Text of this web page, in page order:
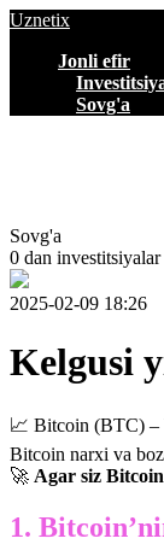
Uznetix
Jonli efir
Sovg'a
Sovg'a
0 dan
2025-02-09 18:26
Kelgusi
📈 Bitcoin (BTC) –
Bitcoin narxi va
🚀 Agar siz
1.